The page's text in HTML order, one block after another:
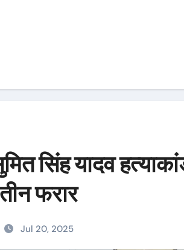
सिंह यादव
फरार
Jul 20, 2025